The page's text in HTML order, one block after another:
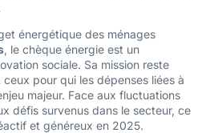
énergétique des ménages
, le chèque énergie est un
sociale. Sa mission reste
pour qui les dépenses liées à
majeur. Face aux fluctuations
défis survenus dans le secteur, ce
et généreux en 2025.